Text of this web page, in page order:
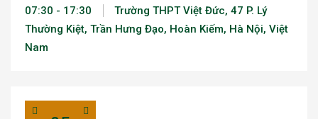
07:30 - 17:30
Trường THPT Việt Đức, 47 P. Lý
Thường Kiệt, Trần Hưng Đạo, Hoàn Kiếm, Hà Nội, Việt
Nam